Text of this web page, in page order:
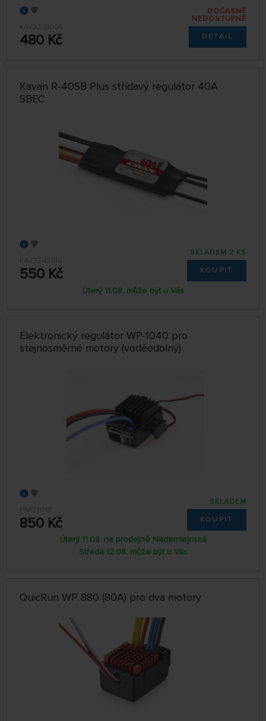
KAV32.31005
480 Kč
DOČASNĚ
NEDOSTUPNÉ
DETAIL
Kavan R-40SB Plus střídavý regulátor 40A
SBEC
KAV32.42016
550 Kč
SKLADEM 2 KS
KOUPIT
Úterý 11.08. může být u Vás
Elektronický regulátor WP-1040 pro
stejnosměrné motory (voděodolný)
HM03018
850 Kč
SKLADEM
KOUPIT
Úterý 11.08. na prodejně Nademlejnská
Středa 12.08. může být u Vás
QuicRun WP 880 (80A) pro dva motory